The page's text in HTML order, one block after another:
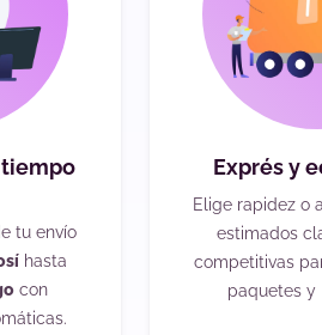
tu envío
hasta
con
Exprés y
Elige rapidez o
estimados
competitivas
paquetes y